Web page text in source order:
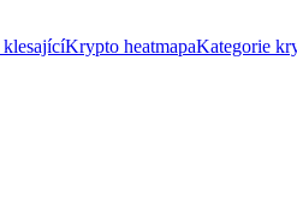
Krypto heatmapaKategorie